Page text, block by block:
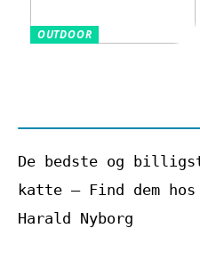
OUTDOOR
De bedste og
katte – Find dem
Harald Nyborg